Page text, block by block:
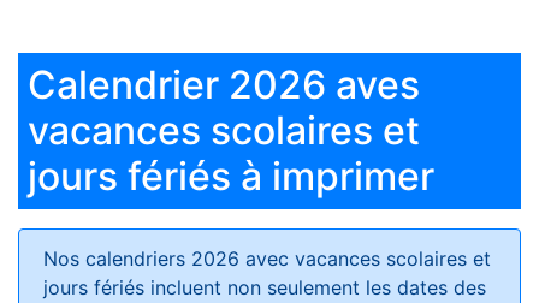
Calendrier 2026 aves
vacances scolaires et
jours fériés à imprimer
Nos calendriers 2026 avec vacances scolaires et
jours fériés incluent non seulement les dates des